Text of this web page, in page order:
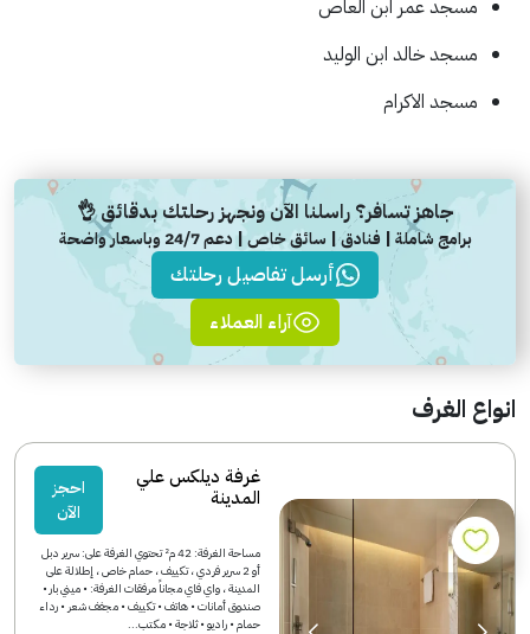
مسجد عمر ابن العاص
مسجد خالد ابن الوليد
مسجد الاكرام
جاهز تسافر؟ راسلنا الآن ونجهز رحلتك بدقائق 👌
برامج شاملة | فنادق | سائق خاص | دعم 24/7 وباسعار واضحة
أرسل تفاصيل رحلتك
آراء العملاء
انواع الغرف
غرفة ديلكس علي
المدينة
احجز
الآن
مساحة الغرفة: 42 م² تحتوي الغرفة على: سرير دبل
أو 2 سرير فردي ، تكييف ، حمام خاص ، إطلالة على
المدينة ، واي فاي مجاناً مرفقات الغرفة: • ميني بار •
صندوق أمانات • هاتف • تكييف • مجفف شعر • رداء
حمام • راديو • ثلاجة • مكتب...